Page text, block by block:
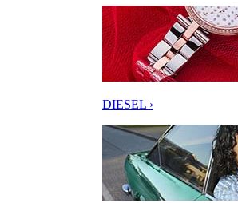
DIESEL ›